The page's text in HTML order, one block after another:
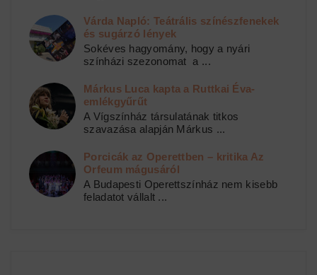
Várda Napló: Teátrális színészfenekek
és sugárzó lények
Sokéves hagyomány, hogy a nyári
színházi szezonomat a ...
Márkus Luca kapta a Ruttkai Éva-
emlékgyűrűt
A Vígszínház társulatának titkos
szavazása alapján Márkus ...
Porcicák az Operettben – kritika Az
Orfeum mágusáról
A Budapesti Operettszínház nem kisebb
feladatot vállalt ...